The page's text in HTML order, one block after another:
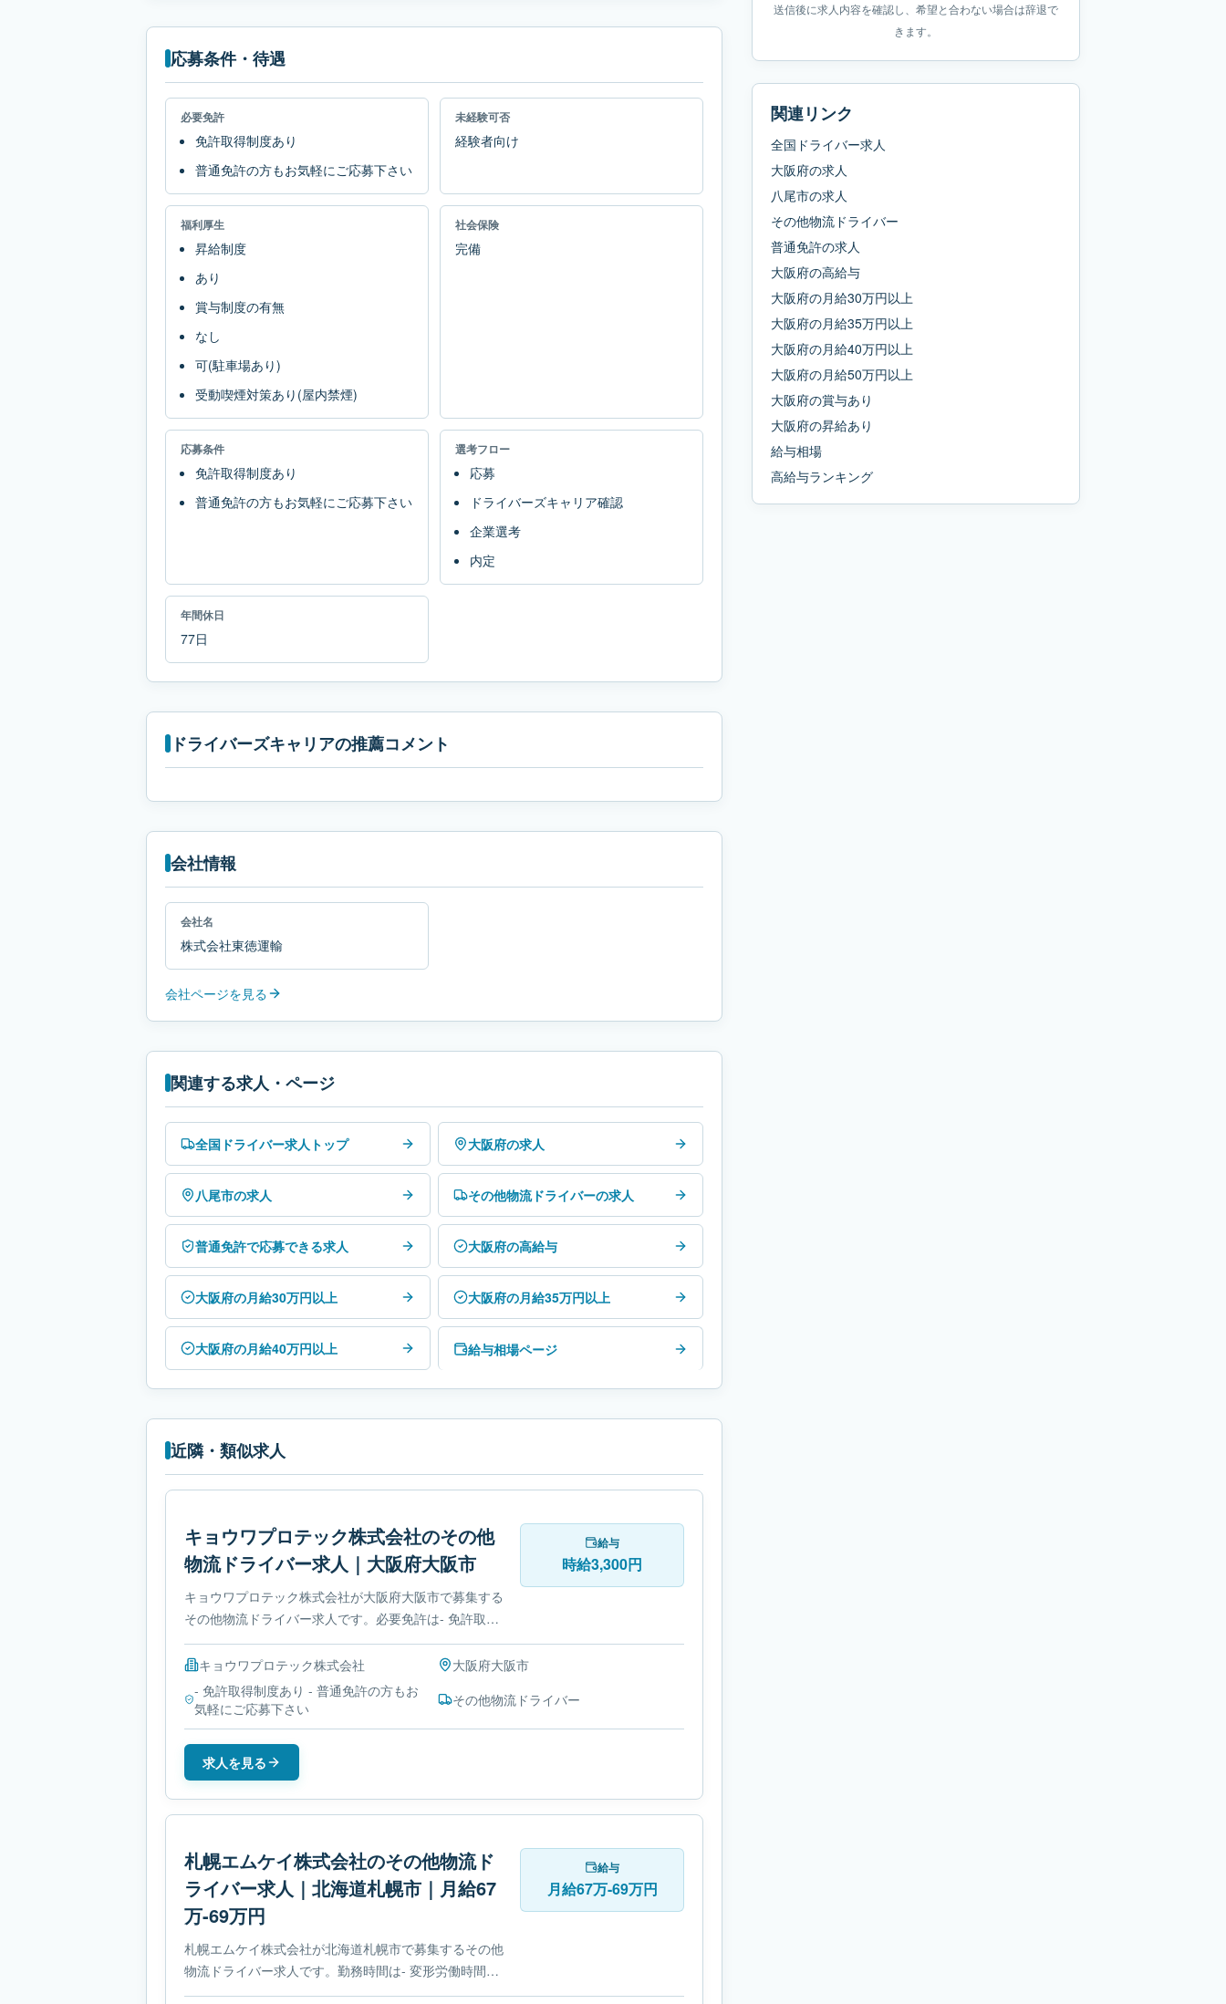
応募条件・待遇
必要免許
免許取得制度あり
普通免許の方もお気軽にご応募下さい
未経験可否
経験者向け
福利厚生
昇給制度
あり
賞与制度の有無
なし
可(駐車場あり)
受動喫煙対策あり(屋内禁煙)
社会保険
完備
応募条件
免許取得制度あり
普通免許の方もお気軽にご応募下さい
選考フロー
応募
ドライバーズキャリア確認
企業選考
内定
年間休日
77日
ドライバーズキャリアの推薦コメント
会社情報
会社名
株式会社東徳運輸
会社ページを見る
関連する求人・ページ
全国ドライバー求人トップ 大阪府の求人
八尾市の求人 その他物流ドライバーの求人
普通免許で応募できる求人 大阪府の高給与
大阪府の月給30万円以上 大阪府の月給35万円以上
大阪府の月給40万円以上 給与相場ページ
近隣・類似求人
キョウワプロテック株式会社のその他
物流ドライバー求人｜大阪府大阪市
キョウワプロテック株式会社が大阪府大阪市で募集する
その他物流ドライバー求人です。必要免許は- 免許取得
制度ありです。
給与
時給3,300円
キョウワプロテック株式会社 大阪府大阪市
- 免許取得制度あり - 普通免許の方もお
気軽にご応募下さい
その他物流ドライバー
求人を見る
札幌エムケイ株式会社のその他物流ド
ライバー求人｜北海道札幌市｜月給67
万-69万円
札幌エムケイ株式会社が北海道札幌市で募集するその他
物流ドライバー求人です。勤務時間は- 変形労働時間制
です。必要免許は- 免許取得制度ありです。
給与
月給67万-69万円
送信後に求人内容を確認し、希望と合わない場合は辞退で
きます。
関連リンク
全国ドライバー求人
大阪府の求人
八尾市の求人
その他物流ドライバー
普通免許の求人
大阪府の高給与
大阪府の月給30万円以上
大阪府の月給35万円以上
大阪府の月給40万円以上
大阪府の月給50万円以上
大阪府の賞与あり
大阪府の昇給あり
給与相場
高給与ランキング